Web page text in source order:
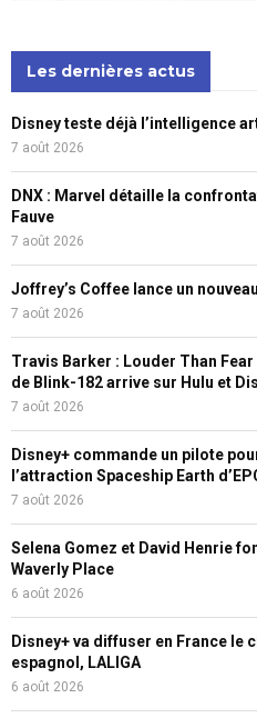
Les dernières actus
Disney teste déjà l’intelligence
7 août 2026
DNX : Marvel détaille la
Fauve
7 août 2026
Joffrey’s Coffee lance un
7 août 2026
Travis Barker : Louder Than
de Blink-182 arrive sur Hulu et
7 août 2026
Disney+ commande un pilote
l’attraction Spaceship Earth
7 août 2026
Selena Gomez et David Henrie
Waverly Place
6 août 2026
Disney+ va diffuser en France le
espagnol, LALIGA
6 août 2026